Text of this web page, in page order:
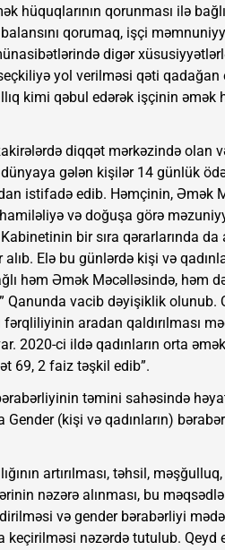
hüquqlarının qorunması ilə
qorumaq, işçi
digər
yol verilməsi qəti
kimi qəbul edərək işçinin əmək
diqqət mərkəzində olan
dünyaya gələn kişilər 14 günlük
istifadə edib. Həmçinin, Əmək
və doğuşa görə
bir sıra qərarlarında
Elə bu günlərdə kişi və
həm Əmək Məcəlləsində, həm
Qanunda vacib dəyişiklik olunub.
aradan qaldırılması
2020‐ci ildə qadınların orta
69, 2 faiz təşkil edib”.
təmini sahəsində
Gender (kişi və qadınların)
artırılması, təhsil,
nəzərə alınması, bu
və gender bərabərliyi
nəzərdə tutulub. Qeyd